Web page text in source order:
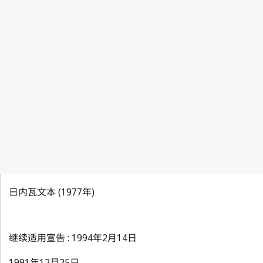
日内瓦文本 (1977年)
继续适用宣告 : 1994年2月14日